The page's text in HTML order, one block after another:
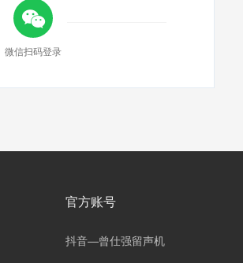
微信扫码登录
官方账号
抖音—曾仕强留声机